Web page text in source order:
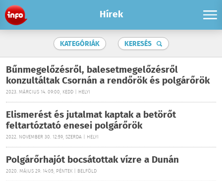
Hírek
KATEGÓRIÁK KERESÉS
Bűnmegelőzésről, balesetmegelőzésről
konzultáltak Csornán a rendőrök és polgárőrök
2023. MÁRCIUS 14. 09:00, KEDD | HELYI
Elismerést és jutalmat kaptak a betörőt
feltartóztató enesei polgárőrök
2022. NOVEMBER 30. 12:59, SZERDA | HELYI
Polgárőrhajót bocsátottak vízre a Dunán
2020. MÁJUS 29. 14:05, PÉNTEK | BELFÖLD